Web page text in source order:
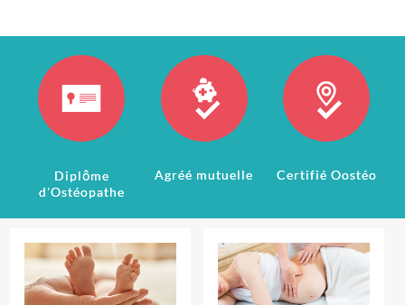
Diplôme
d'Ostéopathe
Agréé mutuelle Certifié Oostéo